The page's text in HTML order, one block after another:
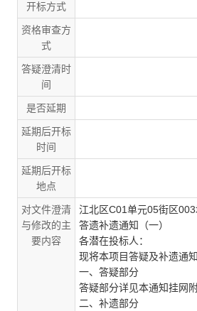
开标方式
资格审查方
式
答疑澄清时
间
是否延期
延期后开标
时间
延期后开标
地点
对文件澄清
与修改的主
要内容
江北区C01单元05街区003
答遗补遗通知（一）
各潜在投标人：
现将本项目答疑及补遗通知
一、答疑部分
答疑部分详见本通知挂网
二、补遗部分